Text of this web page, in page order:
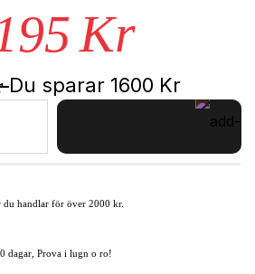
Kr
Du sparar 1600 Kr
Lägg i varukorgen
du handlar för över 2000 kr.
dagar, Prova i lugn o ro!